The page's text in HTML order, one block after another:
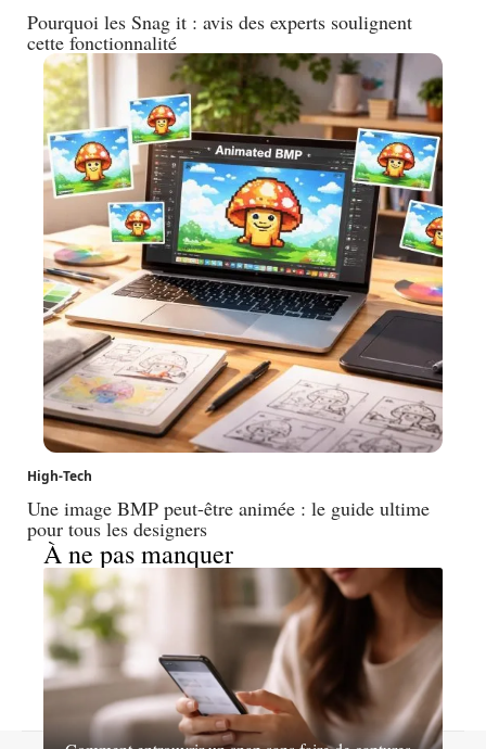
Pourquoi les Snag it : avis des experts soulignent
cette fonctionnalité
High-Tech
Une image BMP peut-être animée : le guide ultime
pour tous les designers
À ne pas manquer